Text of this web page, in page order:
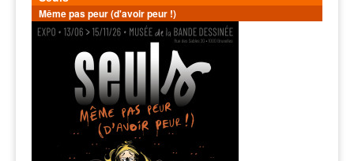
Même pas peur (d'avoir peur !)